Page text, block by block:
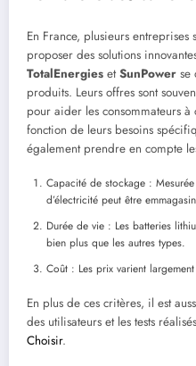
En France, plusieurs
proposer des solutions
TotalEnergies etSunPower se
produits. Leurs offres sont
pour aider les consommateurs
fonction de leurs besoins
également prendre en compte
Capacité de stockage :
d’électricité peut être
Durée de vie : Les batteries
bien plus que les autres types.
Coût : Les prix varient
En plus de ces critères, il est
des utilisateurs et les tests
Choisir.